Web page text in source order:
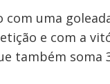
uma
e com a
também